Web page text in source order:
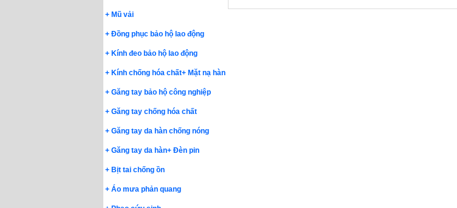
+ Mũ vải
+ Đồng phục bảo hộ lao động
+ Kính đeo bảo hộ lao động
+ Kính chống hóa chất+ Mặt nạ hàn
+ Găng tay bảo hộ công nghiệp
+ Găng tay chống hóa chất
+ Găng tay da hàn chống nóng
+ Găng tay da hàn+ Đèn pin
+ Bịt tai chống ồn
+ Áo mưa phản quang